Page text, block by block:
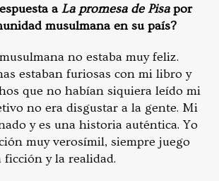
aLa promesa de Pisapor
musulmana en su país?
no estaba muy feliz.
estaban furiosas con mi libro y
que no habían siquiera leído mi
no era disgustar a la gente. Mi
y es una historia auténtica. Yo
muy verosímil, siempre juego
y la realidad.